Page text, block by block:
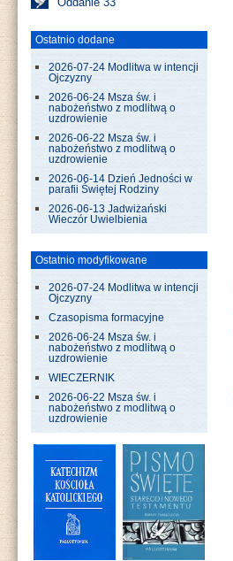
Ostatnio dodane
2026-07-24 Modlitwa w intencji
Ojczyzny
2026-06-24 Msza św. i
nabożeństwo z modlitwą o
uzdrowienie
2026-06-22 Msza św. i
nabożeństwo z modlitwą o
uzdrowienie
2026-06-14 Dzień Jedności w
parafii Świętej Rodziny
2026-06-13 Jadwiżański
Wieczór Uwielbienia
Ostatnio modyfikowane
2026-07-24 Modlitwa w intencji
Ojczyzny
Czasopisma formacyjne
2026-06-24 Msza św. i
nabożeństwo z modlitwą o
uzdrowienie
WIECZERNIK
2026-06-22 Msza św. i
nabożeństwo z modlitwą o
uzdrowienie